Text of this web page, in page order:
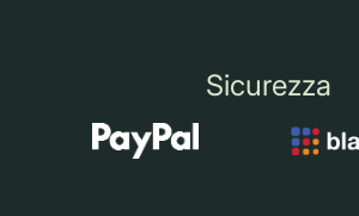
Sicurezza